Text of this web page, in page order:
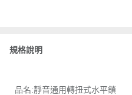
規格說明
品名:靜音通用轉扭式水平鎖